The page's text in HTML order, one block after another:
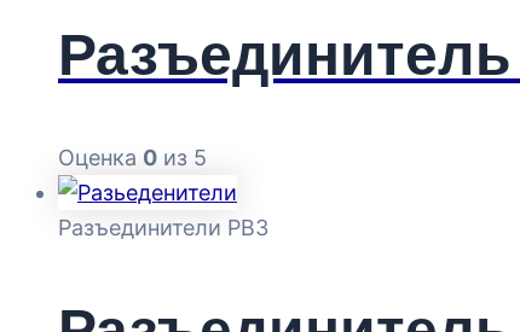
Оценка 0 из 5
Разъединители РВЗ